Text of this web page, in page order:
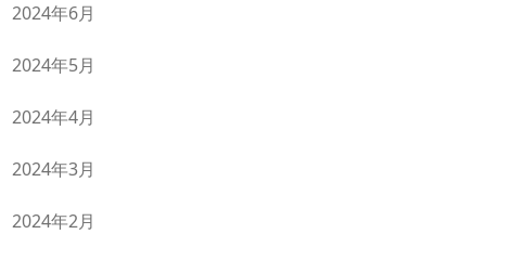
2024年6月
2024年5月
2024年4月
2024年3月
2024年2月